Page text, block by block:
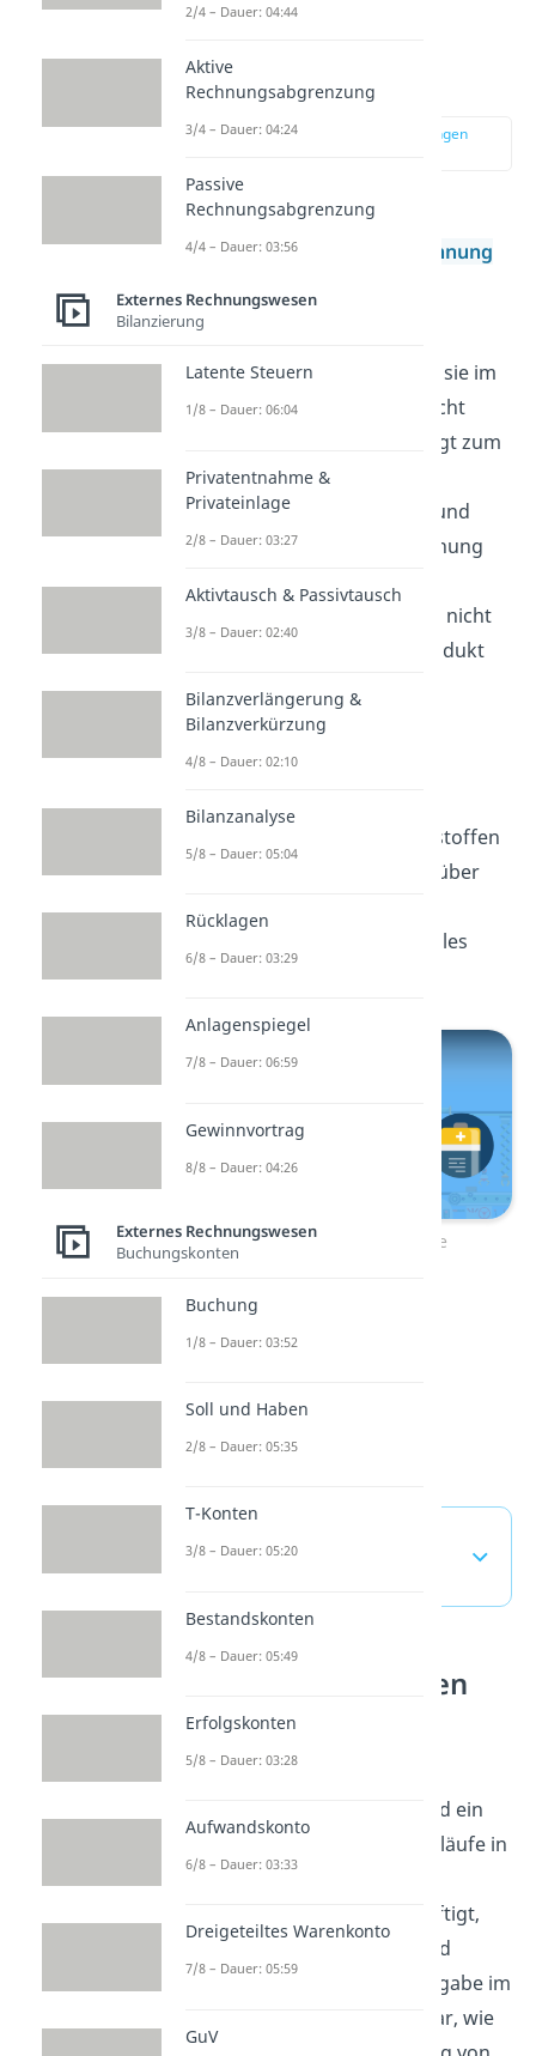
Hilfsstoffe in der
Bilanzierung und
Kostenrechnung
zur Stelle im Video springen
Hilfsstoffe müssen in der
Bilanzierung
Kostenrechnung
Sie werden in der Bilanz als
Umlaufvermögen
erfasst, da sie im
Produktionsprozess verbraucht
werden. Die Bewertung erfolgt zum
Einkaufspreis, inklusive aller
Nebenkosten wie Transport und
Lagerung. In der Kostenrechnung
erfasst, da sie nicht
direkt einem bestimmten Produkt
Betriebsstoffe
Jetzt kennst du dich mit Hilfsstoffen
aus! Du möchtest nun mehr über
erfährst du alles
Zum Video: Betriebsstoffe
Produktionsfaktoren
verstehen
Hilfsstoffe gehören zu den
Produktionsfaktoren und sind ein
fester Teil wirtschaftlicher Abläufe in
Unternehmen. Wer sich mit
Produktionsfaktoren beschäftigt,
ordnet Materialien, Arbeit und
Betriebsmittel nach ihrer Aufgabe im
Unternehmen ein. So wird klar, wie
2/4 – Dauer: 04:44
Aktive
Rechnungsabgrenzung
3/4 – Dauer: 04:24
Passive
Rechnungsabgrenzung
4/4 – Dauer: 03:56
Externes Rechnungswesen
Bilanzierung
Latente Steuern
1/8 – Dauer: 06:04
Privatentnahme &
Privateinlage
2/8 – Dauer: 03:27
Aktivtausch & Passivtausch
3/8 – Dauer: 02:40
Bilanzverlängerung &
Bilanzverkürzung
4/8 – Dauer: 02:10
Bilanzanalyse
5/8 – Dauer: 05:04
Rücklagen
6/8 – Dauer: 03:29
Anlagenspiegel
7/8 – Dauer: 06:59
Gewinnvortrag
8/8 – Dauer: 04:26
Externes Rechnungswesen
Buchungskonten
Buchung
1/8 – Dauer: 03:52
Soll und Haben
2/8 – Dauer: 05:35
T-Konten
3/8 – Dauer: 05:20
Bestandskonten
4/8 – Dauer: 05:49
Erfolgskonten
5/8 – Dauer: 03:28
Aufwandskonto
6/8 – Dauer: 03:33
Dreigeteiltes Warenkonto
7/8 – Dauer: 05:59
GuV